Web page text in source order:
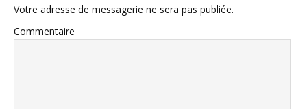
Votre adresse de messagerie ne sera pas publiée.
Commentaire